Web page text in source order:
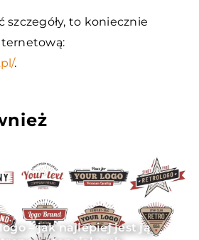
szczegóły, to koniecznie
.
– jak najlepiej jest ją